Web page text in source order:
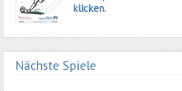
klicken.
Nächste Spiele